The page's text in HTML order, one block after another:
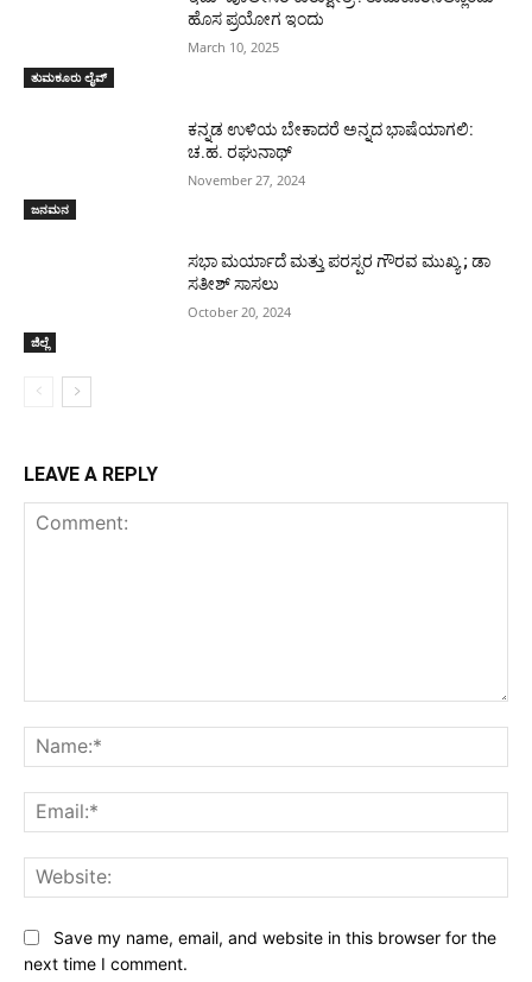
ತುಮಕೂರು ಲೈವ್
ಹೊಸ ಪ್ರಯೋಗ ಇಂದು
March 10, 2025
ಜನಮನ
ಕನ್ನಡ ಉಳಿಯ ಬೇಕಾದರೆ ಅನ್ನದ ಭಾಷೆಯಾಗಲಿ:
ಚ.ಹ. ರಘುನಾಥ್
November 27, 2024
ಜಿಲ್ಲೆ
ಸಭಾ ಮರ್ಯಾದೆ ಮತ್ತು ಪರಸ್ಪರ ಗೌರವ ಮುಖ್ಯ ; ಡಾ
ಸತೀಶ್ ಸಾಸಲು
October 20, 2024
LEAVE A REPLY
Save my name, email, and website in this browser for the
next time I comment.